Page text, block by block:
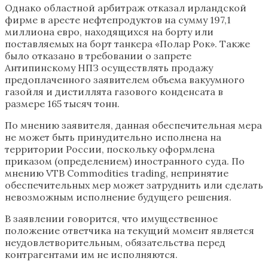
Однако областной арбитраж отказал ирландской
фирме в аресте нефтепродуктов на сумму 197,1
миллиона евро, находящихся на борту или
поставляемых на борт танкера «Полар Рок». Также
было отказано в требовании о запрете
Антипинскому НПЗ осуществлять продажу
предоплаченного заявителем объема вакуумного
газойля и дистиллята газового конденсата в
размере 165 тысяч тонн.
По мнению заявителя, данная обеспечительная мера
не может быть принудительно исполнена на
территории России, поскольку оформлена
приказом (определением) иностранного суда. По
мнению VTB Commodities trading, непринятие
обеспечительных мер может затруднить или сделать
невозможным исполнение будущего решения.
В заявлении говорится, что имущественное
положение ответчика на текущий момент является
неудовлетворительным, обязательства перед
контрагентами им не исполняются.